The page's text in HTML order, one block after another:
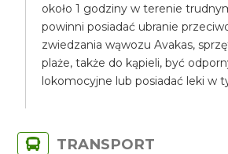
około 1 godziny w terenie
powinni posiadać ubranie
zwiedzania wąwozu Avakas,
plaże, także do kąpieli, być
lokomocyjne lub posiadać leki w
TRANSPORT